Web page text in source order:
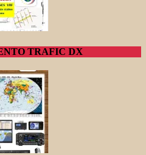
TRAFIC DX